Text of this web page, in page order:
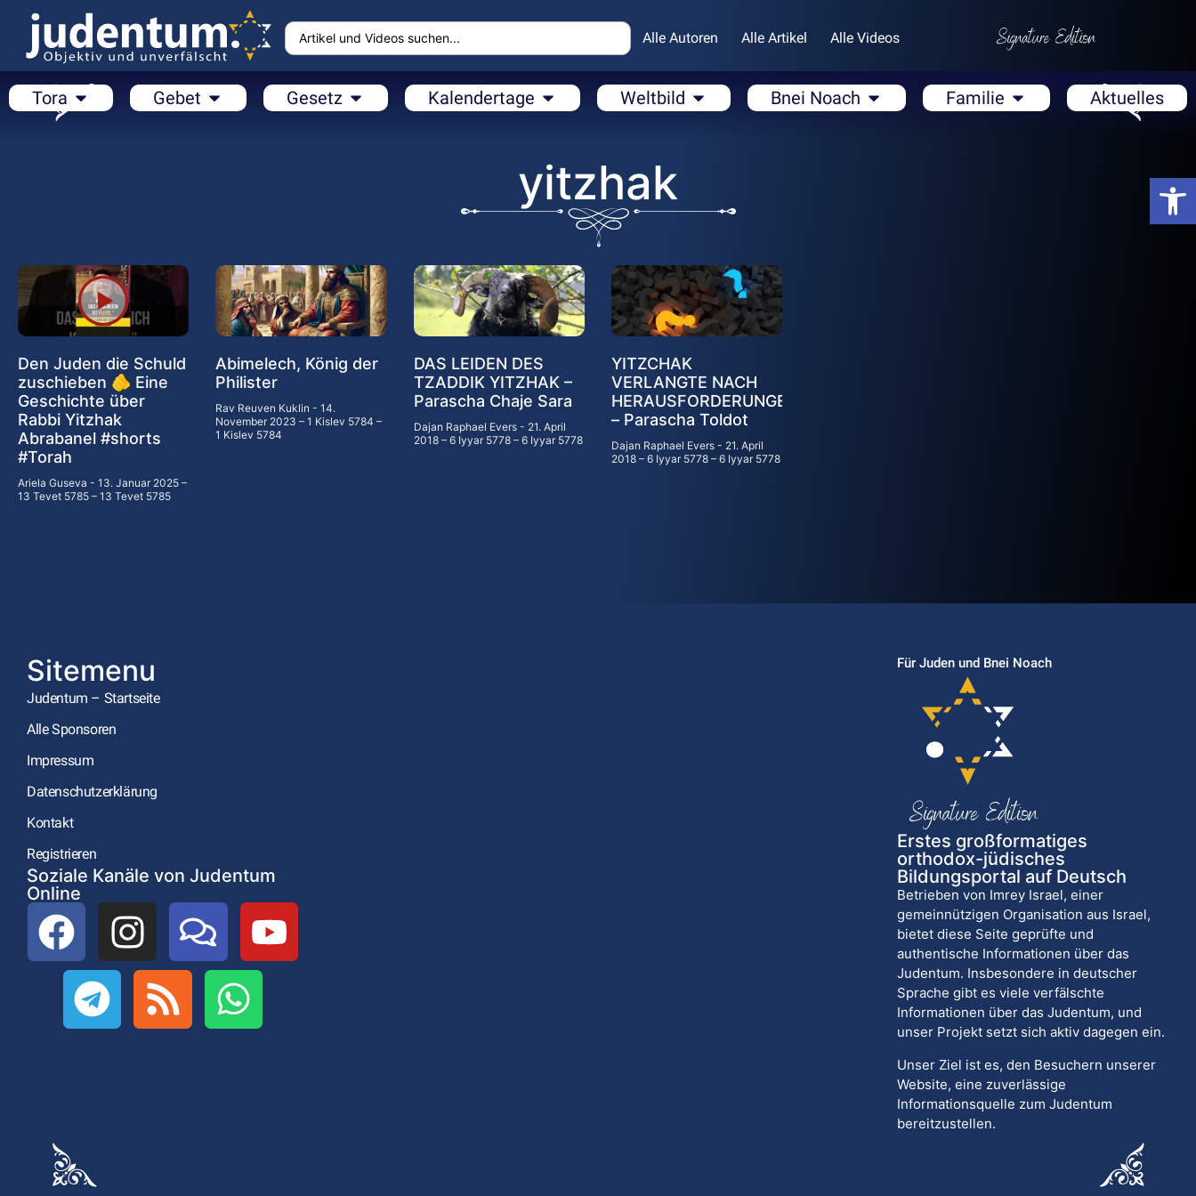
Alle Autoren Alle Artikel Alle Videos
Tora Gebet Gesetz Kalendertage Weltbild Bnei Noach Familie Aktuelles
yitzhak
Den Juden die Schuld
zuschieben 🫵 Eine
Geschichte über
Rabbi Yitzhak
Abrabanel #shorts
#Torah
Ariela Guseva
13. Januar 2025 –
13 Tevet 5785 – 13 Tevet 5785
Abimelech, König der
Philister
Rav Reuven Kuklin 14.
November 2023 – 1 Kislev 5784 –
1 Kislev 5784
DAS LEIDEN DES
TZADDIK YITZHAK –
Parascha Chaje Sara
Dajan Raphael Evers
21. April
2018 – 6 Iyyar 5778 – 6 Iyyar 5778
YITZCHAK
VERLANGTE NACH
HERAUSFORDERUNGEN
– Parascha Toldot
Dajan Raphael Evers
21. April
2018 – 6 Iyyar 5778 – 6 Iyyar 5778
Sitemenu
Judentum – Startseite
Alle Sponsoren
Impressum
Datenschutzerklärung
Kontakt
Registrieren
Soziale Kanäle von Judentum
Online
Für Juden und Bnei Noach
Erstes großformatiges
orthodox-jüdisches
Bildungsportal auf Deutsch
Betrieben von Imrey Israel, einer
gemeinnützigen Organisation aus Israel,
bietet diese Seite geprüfte und
authentische Informationen über das
Judentum. Insbesondere in deutscher
Sprache gibt es viele verfälschte
Informationen über das Judentum, und
unser Projekt setzt sich aktiv dagegen ein.
Unser Ziel ist es, den Besuchern unserer
Website, eine zuverlässige
Informationsquelle zum Judentum
bereitzustellen.